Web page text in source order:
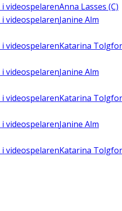
i videospelarenAnna Lasses (C)
i videospelarenJanine Alm
i videospelarenKatarina
i videospelarenJanine Alm
i videospelarenKatarina
i videospelarenJanine Alm
i videospelarenKatarina